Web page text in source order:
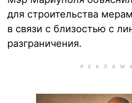
для строительства
в связи с близостью с
разграничения.